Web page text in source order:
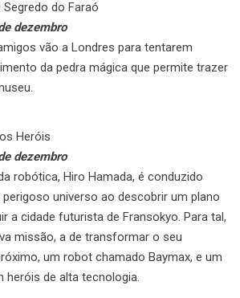
do Faraó
dezembro
vão a Londres para tentarem
da pedra mágica que permite trazer
Heróis
dezembro
robótica, Hiro Hamada, é conduzido
universo ao descobrir um plano
a cidade futurista de Fransokyo. Para tal,
missão, a de transformar o seu
um robot chamado Baymax, e um
heróis de alta tecnologia.